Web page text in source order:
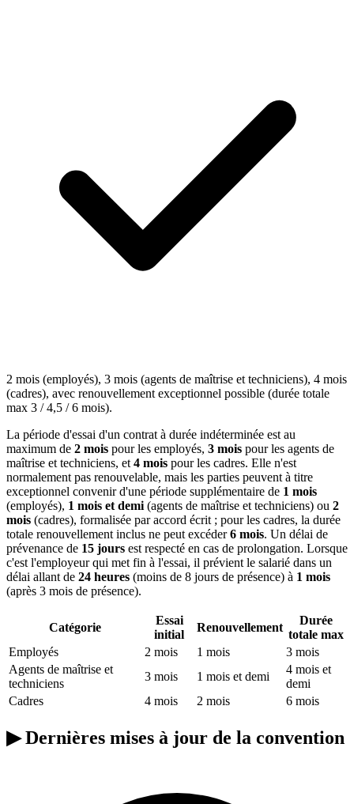
2 mois (employés), 3 mois (agents de maîtrise et techniciens), 4 mois
(cadres), avec renouvellement exceptionnel possible (durée totale
max 3 / 4,5 / 6 mois).
La période d'essai d'un contrat à durée indéterminée est au
maximum de 2 mois pour les employés, 3 mois pour les agents de
maîtrise et techniciens, et 4 mois pour les cadres. Elle n'est
normalement pas renouvelable, mais les parties peuvent à titre
exceptionnel convenir d'une période supplémentaire de 1 mois
(employés), 1 mois et demi (agents de maîtrise et techniciens) ou 2
mois (cadres), formalisée par accord écrit ; pour les cadres, la durée
totale renouvellement inclus ne peut excéder6 mois. Un délai de
prévenance de 15 jours est respecté en cas de prolongation. Lorsque
c'est l'employeur qui met fin à l'essai, il prévient le salarié dans un
délai allant de 24 heures (moins de 8 jours de présence) à 1 mois
(après 3 mois de présence).
Catégorie
Essai
initial
Renouvellement
Durée
totale max
Employés
2 mois 1 mois
3 mois
Agents de maîtrise et
techniciens
3 mois 1 mois et demi
4 mois et
demi
Cadres
4 mois 2 mois 6 mois
▶Dernières mises à jour de la convention